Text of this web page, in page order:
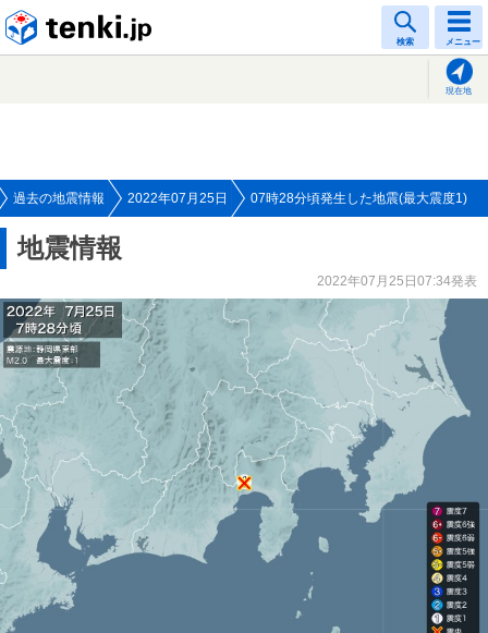
検索 メニュー
現在地
過去の地震情報 2022年07月25日 07時28分頃発生した地震(最大震度1)
地震情報
2022年07月25日07:34発表